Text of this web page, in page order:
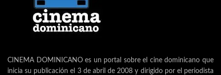
CINEMA DOMINICANO es un portal sobre el cine dominicano que
inicia su publicación el 3 de abril de 2008 y dirigido por el periodista